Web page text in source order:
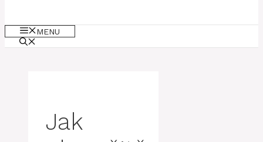
MENU
Jak